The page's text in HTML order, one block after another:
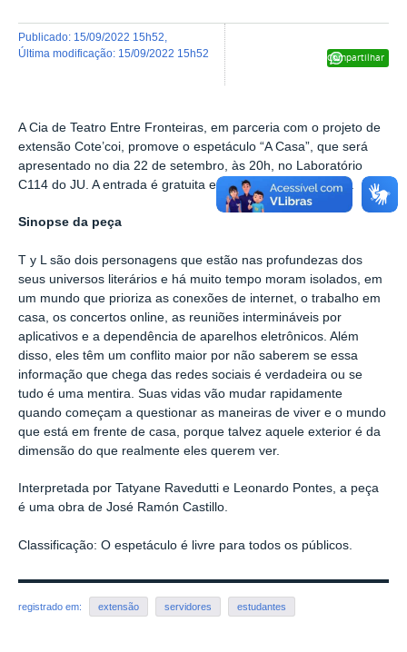
Compartilhar
publicado: 15/09/2022 15h52
última modificação: 15/09/2022 15h52
A Cia de Teatro Entre Fronteiras, em parceria com o projeto de
extensão Cote’coi, promove o espetáculo “A Casa”, que será
apresentado no dia 22 de setembro, às 20h, no Laboratório
C114 do JU. A entrada é gratuita e as vagas são limitadas.
Sinopse da peça
T y L são dois personagens que estão nas profundezas dos
seus universos literários e há muito tempo moram isolados, em
um mundo que prioriza as conexões de internet, o trabalho em
casa, os concertos online, as reuniões intermináveis por
aplicativos e a dependência de aparelhos eletrônicos. Além
disso, eles têm um conflito maior por não saberem se essa
informação que chega das redes sociais é verdadeira ou se
tudo é uma mentira. Suas vidas vão mudar rapidamente
quando começam a questionar as maneiras de viver e o mundo
que está em frente de casa, porque talvez aquele exterior é da
dimensão do que realmente eles querem ver.
Interpretada por Tatyane Ravedutti e Leonardo Pontes, a peça
é uma obra de José Ramón Castillo.
Classificação: O espetáculo é livre para todos os públicos.
registrado em: extensão servidores estudantes